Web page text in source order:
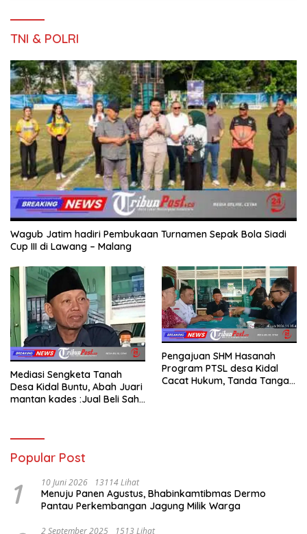
TNI & POLRI
Wagub Jatim hadiri Pembukaan Turnamen Sepak Bola Siadi
Cup III di Lawang – Malang
Mediasi Sengketa Tanah
Desa Kidal Buntu, Abah Juari
mantan kades :Jual Beli Sah,
Membatalkan Hak Warga.
Pengajuan SHM Hasanah
Program PTSL desa Kidal
Cacat Hukum, Tanda Tangan
Popular Post
1 10 Juni 2026 13114 Lihat
Menuju Panen Agustus, Bhabinkamtibmas Dermo
Pantau Perkembangan Jagung Milik Warga
2 September 2025 1513 Lihat